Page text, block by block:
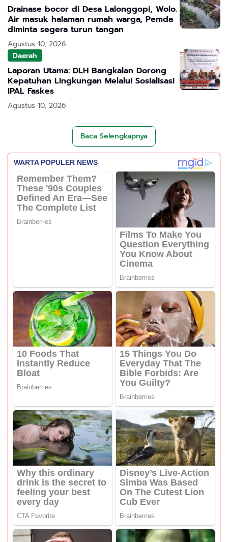
Drainase bocor di Desa Lalonggopi, Wolo.
Air masuk halaman rumah warga, Pemda
diminta segera turun tangan
Agustus 10, 2026
Daerah
Laporan Utama: DLH Bangkalan Dorong
Kepatuhan Lingkungan Melalui Sosialisasi
IPAL Faskes
Agustus 10, 2026
Baca Selengkapnya